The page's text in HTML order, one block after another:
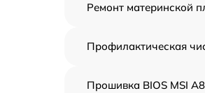
Ремонт материнской
Профилактическая
Прошивка BIOS MSI